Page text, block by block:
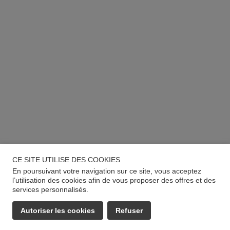
CE SITE UTILISE DES COOKIES
En poursuivant votre navigation sur ce site, vous acceptez
l’utilisation des cookies afin de vous proposer des offres et des
services personnalisés.
Autoriser les cookies Refuser